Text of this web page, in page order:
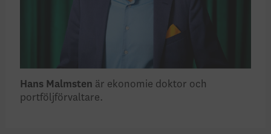
Hans Malmsten är ekonomie doktor och
portföljförvaltare.